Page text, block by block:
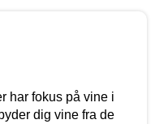
har fokus på vine i
dig vine fra de